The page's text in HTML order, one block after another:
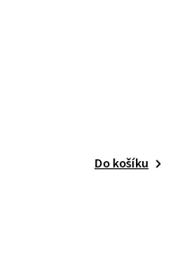
Do košíku